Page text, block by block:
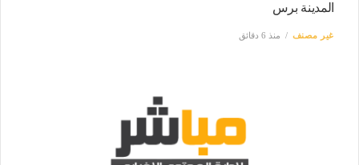
المدينة برس
غير مصنف منذ 6 دقائق